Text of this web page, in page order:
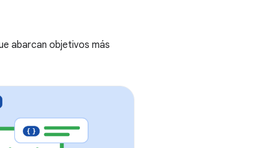
abarcan objetivos más